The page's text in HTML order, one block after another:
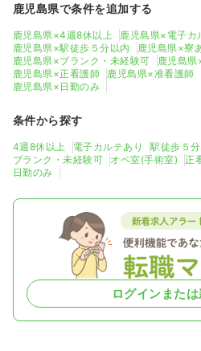
鹿児島県で条件を追加する
鹿児島県×4週8休以上
鹿児島県×電子カ
鹿児島県×駅徒歩５分以内
鹿児島県×寮
鹿児島県×ブランク・未経験可
鹿児島
鹿児島県×正看護師
鹿児島県×准看護師
鹿児島県×日勤のみ
条件から探す
4週8休以上 電子カルテあり 駅徒歩５
ブランク・未経験可
オペ室(手術室) 正
日勤のみ
ログインまた